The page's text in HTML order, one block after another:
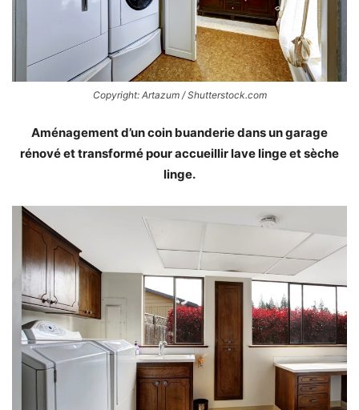
Copyright: Artazum / Shutterstock.com
Aménagement d’un coin buanderie dans un garage
rénové et transformé pour accueillir lave linge et sèche
linge.